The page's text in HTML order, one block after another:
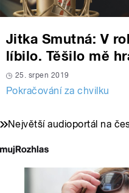
Jitka Smutná: V
líbilo. Těšilo mě
25. srpen 2019
Pokračování za chvilku
Největší audioportál na